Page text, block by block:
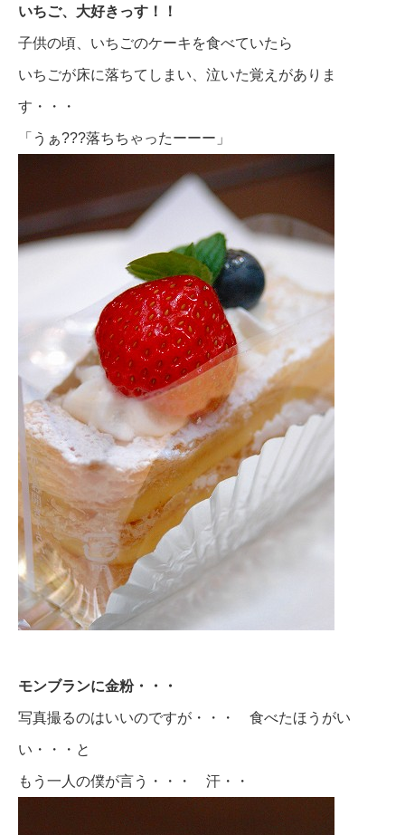
いちご、大好きっす！！
子供の頃、いちごのケーキを食べていたら
いちごが床に落ちてしまい、泣いた覚えがありま
す・・・
「うぁ???落ちちゃったーーー」
モンブランに金粉・・・
写真撮るのはいいのですが・・・ 食べたほうがい
い・・・と
もう一人の僕が言う・・・ 汗・・